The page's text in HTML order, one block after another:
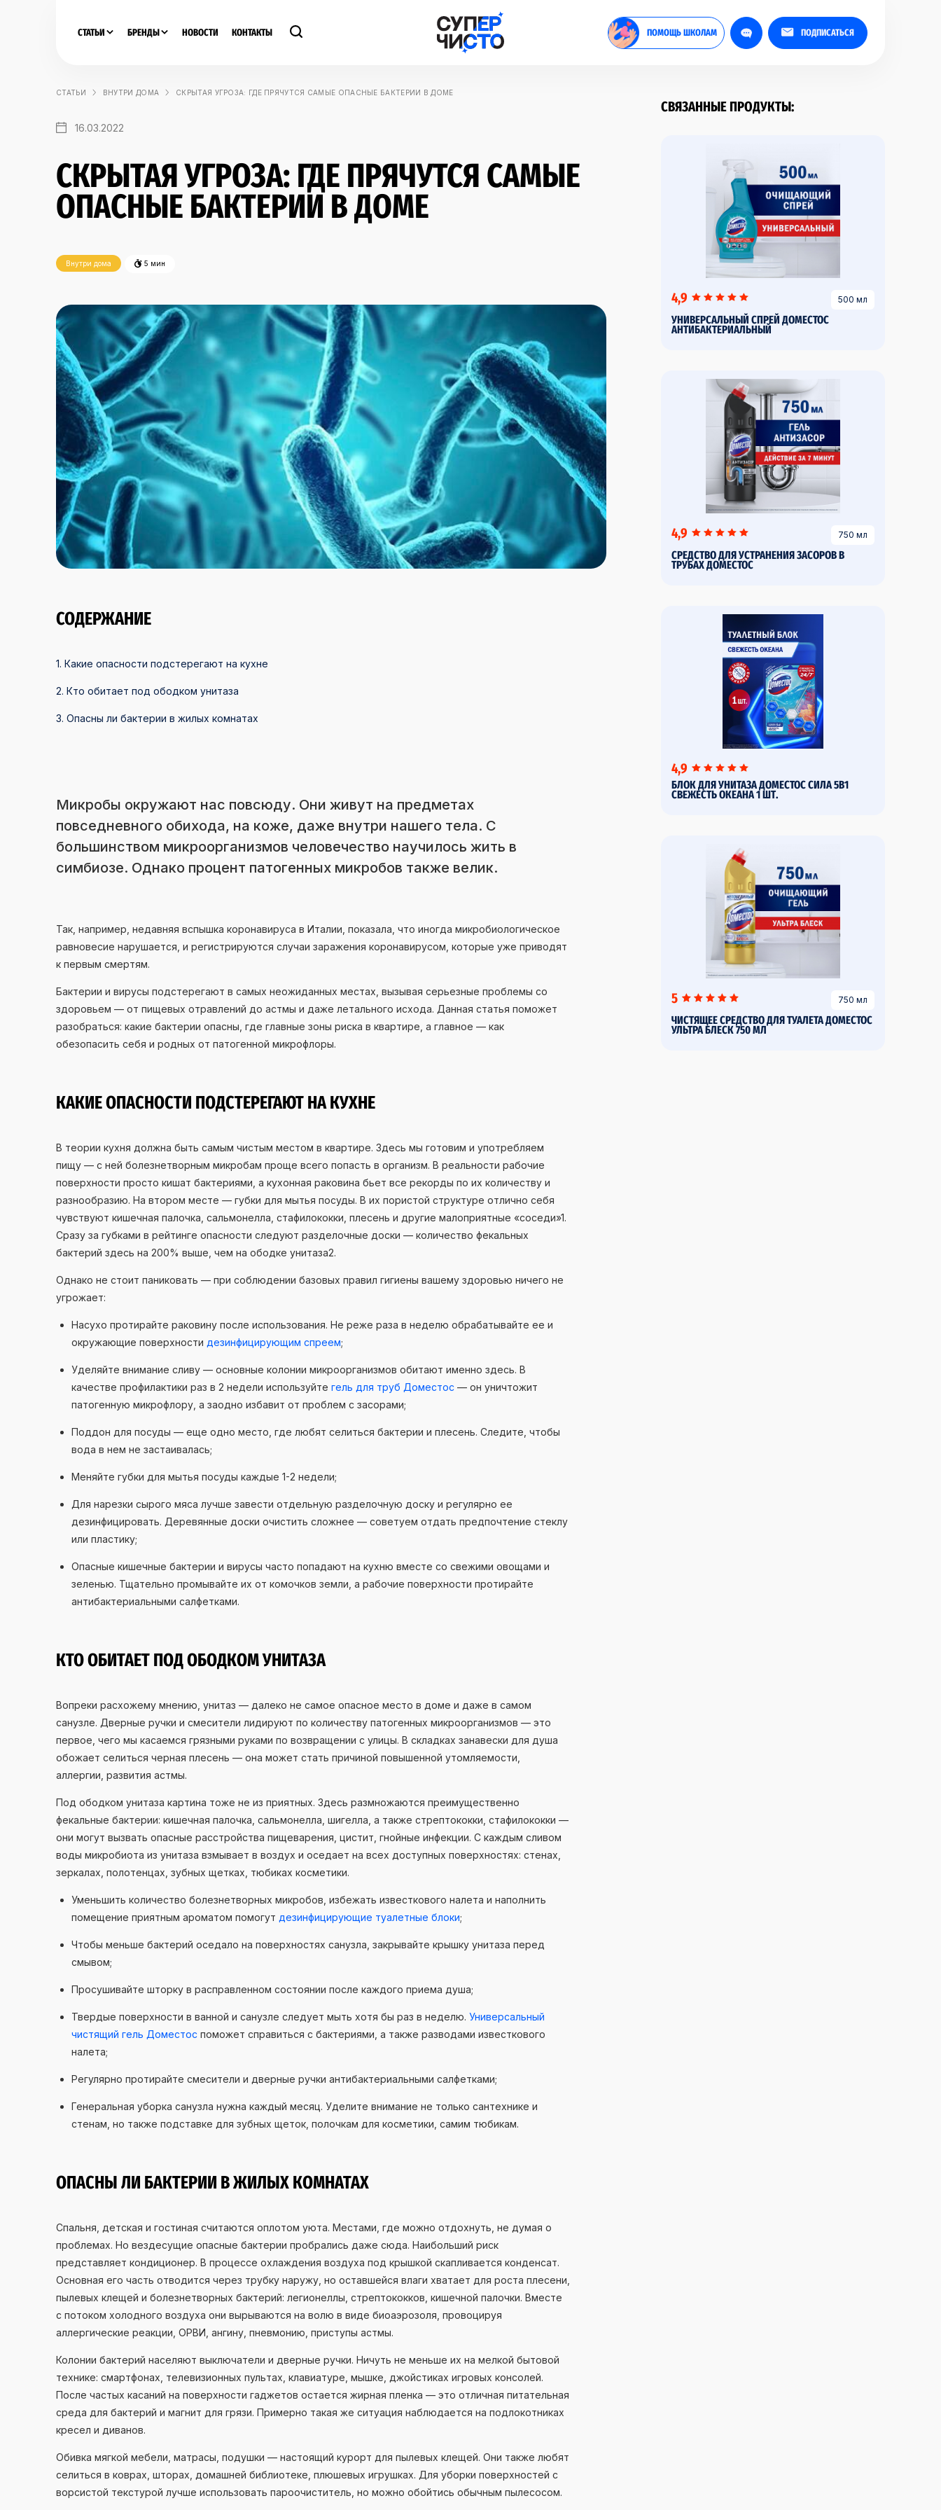
СТАТЬИ БРЕНДЫ НОВОСТИ КОНТАКТЫ ПОМОЩЬ ШКОЛАМ ПОДПИСАТЬСЯ
СТАТЬИ ВНУТРИ ДОМА СКРЫТАЯ УГРОЗА: ГДЕ ПРЯЧУТСЯ САМЫЕ ОПАСНЫЕ БАКТЕРИИ В ДОМЕ
16.03.2022
СКРЫТАЯ УГРОЗА: ГДЕ ПРЯЧУТСЯ САМЫЕ
ОПАСНЫЕ БАКТЕРИИ В ДОМЕ
Внутри дома 5 мин
СОДЕРЖАНИЕ
1. Какие опасности подстерегают на кухне
2. Кто обитает под ободком унитаза
3. Опасны ли бактерии в жилых комнатах
Микробы окружают нас повсюду. Они живут на предметах
повседневного обихода, на коже, даже внутри нашего тела. С
большинством микроорганизмов человечество научилось жить в
симбиозе. Однако процент патогенных микробов также велик.
Так, например, недавняя вспышка коронавируса в Италии, показала, что иногда микробиологическое
равновесие нарушается, и регистрируются случаи заражения коронавирусом, которые уже приводят
к первым смертям.
Бактерии и вирусы подстерегают в самых неожиданных местах, вызывая серьезные проблемы со
здоровьем — от пищевых отравлений до астмы и даже летального исхода. Данная статья поможет
разобраться: какие бактерии опасны, где главные зоны риска в квартире, а главное — как
обезопасить себя и родных от патогенной микрофлоры.
КАКИЕ ОПАСНОСТИ ПОДСТЕРЕГАЮТ НА КУХНЕ
В теории кухня должна быть самым чистым местом в квартире. Здесь мы готовим и употребляем
пищу — с ней болезнетворным микробам проще всего попасть в организм. В реальности рабочие
поверхности просто кишат бактериями, а кухонная раковина бьет все рекорды по их количеству и
разнообразию. На втором месте — губки для мытья посуды. В их пористой структуре отлично себя
чувствуют кишечная палочка, сальмонелла, стафилококки, плесень и другие малоприятные «‎соседи»‎1.
Сразу за губками в рейтинге опасности следуют разделочные доски — количество фекальных
бактерий здесь на 200% выше, чем на ободке унитаза2.
Однако не стоит паниковать — при соблюдении базовых правил гигиены вашему здоровью ничего не
угрожает:
Насухо протирайте раковину после использования. Не реже раза в неделю обрабатывайте ее и
окружающие поверхности дезинфицирующим спреем;
Уделяйте внимание сливу — основные колонии микроорганизмов обитают именно здесь. В
качестве профилактики раз в 2 недели используйте гель для труб Доместос — он уничтожит
патогенную микрофлору, а заодно избавит от проблем с засорами;
Поддон для посуды — еще одно место, где любят селиться бактерии и плесень. Следите, чтобы
вода в нем не застаивалась;
Меняйте губки для мытья посуды каждые 1-2 недели;
Для нарезки сырого мяса лучше завести отдельную разделочную доску и регулярно ее
дезинфицировать. Деревянные доски очистить сложнее — советуем отдать предпочтение стеклу
или пластику;
Опасные кишечные бактерии и вирусы часто попадают на кухню вместе со свежими овощами и
зеленью. Тщательно промывайте их от комочков земли, а рабочие поверхности протирайте
антибактериальными салфетками.
КТО ОБИТАЕТ ПОД ОБОДКОМ УНИТАЗА
Вопреки расхожему мнению, унитаз — далеко не самое опасное место в доме и даже в самом
санузле. Дверные ручки и смесители лидируют по количеству патогенных микроорганизмов — это
первое, чего мы касаемся грязными руками по возвращении с улицы. В складках занавески для душа
обожает селиться черная плесень — она может стать причиной повышенной утомляемости,
аллергии, развития астмы.
Под ободком унитаза картина тоже не из приятных. Здесь размножаются преимущественно
фекальные бактерии: кишечная палочка, сальмонелла, шигелла, а также стрептококки, стафилококки —
они могут вызвать опасные расстройства пищеварения, цистит, гнойные инфекции. С каждым сливом
воды микробиота из унитаза взмывает в воздух и оседает на всех доступных поверхностях: стенах,
зеркалах, полотенцах, зубных щетках, тюбиках косметики.
Уменьшить количество болезнетворных микробов, избежать известкового налета и наполнить
помещение приятным ароматом помогут дезинфицирующие туалетные блоки;
Чтобы меньше бактерий оседало на поверхностях санузла, закрывайте крышку унитаза перед
смывом;
Просушивайте шторку в расправленном состоянии после каждого приема душа;
Твердые поверхности в ванной и санузле следует мыть хотя бы раз в неделю. Универсальный
чистящий гель Доместос поможет справиться с бактериями, а также разводами известкового
налета;
Регулярно протирайте смесители и дверные ручки антибактериальными салфетками;
Генеральная уборка санузла нужна каждый месяц. Уделите внимание не только сантехнике и
стенам, но также подставке для зубных щеток, полочкам для косметики, самим тюбикам.
ОПАСНЫ ЛИ БАКТЕРИИ В ЖИЛЫХ КОМНАТАХ
Спальня, детская и гостиная считаются оплотом уюта. Местами, где можно отдохнуть, не думая о
проблемах. Но вездесущие опасные бактерии пробрались даже сюда. Наибольший риск
представляет кондиционер. В процессе охлаждения воздуха под крышкой скапливается конденсат.
Основная его часть отводится через трубку наружу, но оставшейся влаги хватает для роста плесени,
пылевых клещей и болезнетворных бактерий: легионеллы, стрептококков, кишечной палочки. Вместе
с потоком холодного воздуха они вырываются на волю в виде биоаэрозоля, провоцируя
аллергические реакции, ОРВИ, ангину, пневмонию, приступы астмы.
Колонии бактерий населяют выключатели и дверные ручки. Ничуть не меньше их на мелкой бытовой
технике: смартфонах, телевизионных пультах, клавиатуре, мышке, джойстиках игровых консолей.
После частых касаний на поверхности гаджетов остается жирная пленка — это отличная питательная
среда для бактерий и магнит для грязи. Примерно такая же ситуация наблюдается на подлокотниках
кресел и диванов.
Обивка мягкой мебели, матрасы, подушки — настоящий курорт для пылевых клещей. Они также любят
селиться в коврах, шторах, домашней библиотеке, плюшевых игрушках. Для уборки поверхностей с
ворсистой текстурой лучше использовать пароочиститель, но можно обойтись обычным пылесосом.
СВЯЗАННЫЕ ПРОДУКТЫ:
4,9 500 мл
УНИВЕРСАЛЬНЫЙ СПРЕЙ ДОМЕСТОС
АНТИБАКТЕРИАЛЬНЫЙ
4,9 750 мл
СРЕДСТВО ДЛЯ УСТРАНЕНИЯ ЗАСОРОВ В
ТРУБАХ ДОМЕСТОС
4,9
БЛОК ДЛЯ УНИТАЗА ДОМЕСТОС СИЛА 5В1
СВЕЖЕСТЬ ОКЕАНА 1 ШТ.
5 750 мл
ЧИСТЯЩЕЕ СРЕДСТВО ДЛЯ ТУАЛЕТА ДОМЕСТОС
УЛЬТРА БЛЕСК 750 МЛ